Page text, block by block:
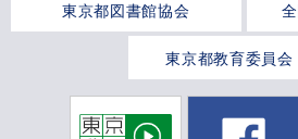
東京都図書館協会
東京都教育委員会